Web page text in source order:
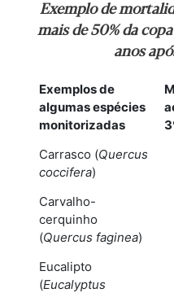
Exemplo de
mais de 50% da
anos
Exemplos de
algumas espécies
monitorizadas
Carrasco (Quercus
coccifera)
Carvalho-
cerquinho
(Quercus faginea)
Eucalipto
(Eucalyptus